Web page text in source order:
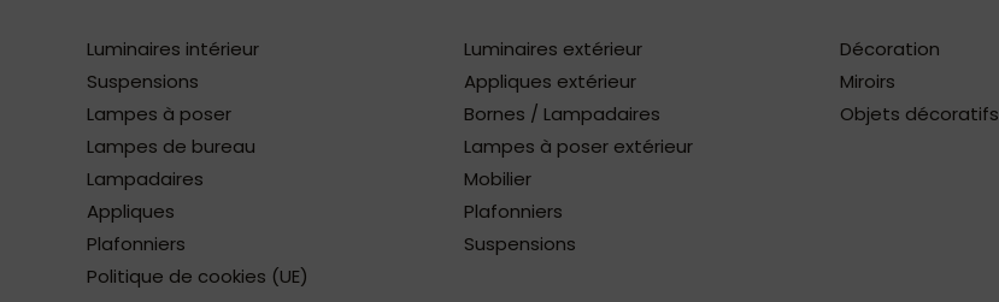
Luminaires intérieur
Suspensions
Lampes à poser
Lampes de bureau
Lampadaires
Appliques
Plafonniers
Politique de cookies (UE)
Luminaires extérieur
Appliques extérieur
Bornes / Lampadaires
Lampes à poser extérieur
Mobilier
Plafonniers
Suspensions
Décoration
Miroirs
Objets décoratifs